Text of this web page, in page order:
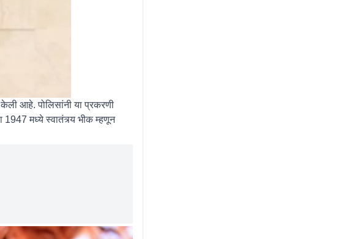
आहे. पोलिसांनी या प्रकरणी
1947 मध्ये स्वातंत्र्य भीक म्हणून